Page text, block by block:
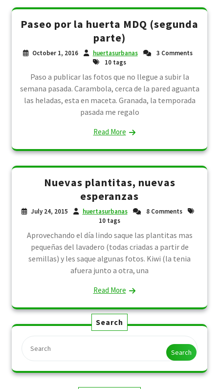
Paseo por la huerta MDQ (segunda
parte)
October 1, 2016 huertasurbanas
3 Comments
10 tags
Paso a publicar las fotos que no llegue a subir la
semana pasada. Carambola, cerca de la pared aguanta
las heladas, esta en maceta. Granada, la temporada
pasada me regalo
Read More
Nuevas plantitas, nuevas
esperanzas
July 24, 2015 huertasurbanas
8 Comments
10 tags
Aprovechando el día lindo saque las plantitas mas
pequeñas del lavadero (todas criadas a partir de
semillas) y les saque algunas fotos. Kiwi (la tenia
afuera junto a otra, una
Read More
Search
Search